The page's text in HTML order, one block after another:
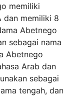
memiliki
dan memiliki 8
Abetnego
sebagai nama
Abetnego
Arab dan
sebagai
tengah, dan